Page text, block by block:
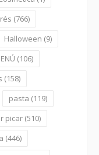
(766)
Halloween (9)
(106)
(158)
pasta (119)
picar (510)
(446)